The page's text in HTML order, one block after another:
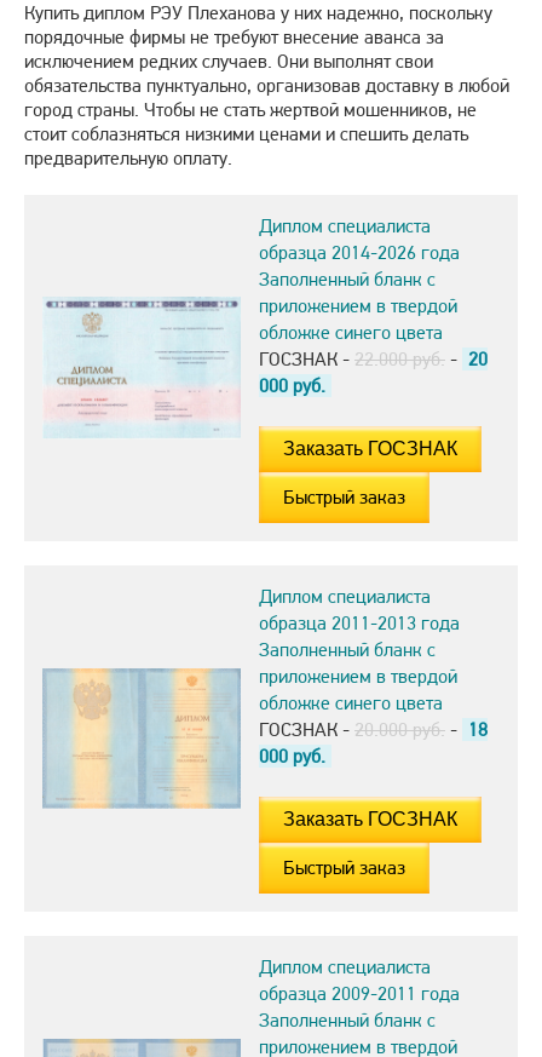
Купить диплом РЭУ Плеханова у них надежно, поскольку
порядочные фирмы не требуют внесение аванса за
исключением редких случаев. Они выполнят свои
обязательства пунктуально, организовав доставку в любой
город страны. Чтобы не стать жертвой мошенников, не
стоит соблазняться низкими ценами и спешить делать
предварительную оплату.
Диплом специалиста
образца 2014-2026 года
Заполненный бланк с
приложением в твердой
обложке синего цвета
ГОСЗНАК - 22.000 руб. - 20
000 руб.
Быстрый заказ
Диплом специалиста
образца 2011-2013 года
Заполненный бланк с
приложением в твердой
обложке синего цвета
ГОСЗНАК - 20.000 руб. - 18
000 руб.
Быстрый заказ
Диплом специалиста
образца 2009-2011 года
Заполненный бланк с
приложением в твердой